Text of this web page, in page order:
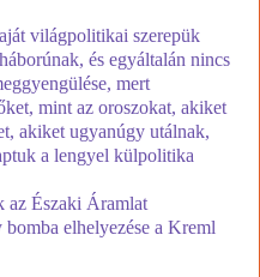
világpolitikai szerepük
és egyáltalán nincs
mert
mint az oroszokat, akiket
akiket ugyanúgy utálnak,
a lengyel külpolitika
az Északi Áramlat
elhelyezése a Kreml